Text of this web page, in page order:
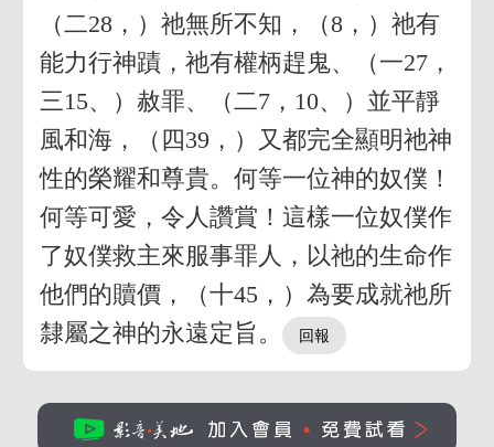
（二28，）祂無所不知，（8，）祂有
能力行神蹟，祂有權柄趕鬼、（一27，
三15、）赦罪、（二7，10、）並平靜
風和海，（四39，）又都完全顯明祂神
性的榮耀和尊貴。何等一位神的奴僕！
何等可愛，令人讚賞！這樣一位奴僕作
了奴僕救主來服事罪人，以祂的生命作
他們的贖價，（十45，）為要成就祂所
隸屬之神的永遠定旨。